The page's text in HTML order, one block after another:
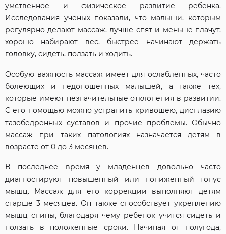
умственное и физическое развитие ребенка.
Исследования ученых показали, что малыши, которым
регулярно делают массаж, лучше спят и меньше плачут,
хорошо набирают вес, быстрее начинают держать
головку, сидеть, ползать и ходить.
Особую важность массаж имеет для ослабленных, часто
болеющих и недоношенных малышей, а также тех,
которые имеют незначительные отклонения в развитии.
С его помощью можно устранить кривошею, дисплазию
тазобедренных суставов и прочие проблемы. Обычно
массаж при таких патологиях назначается детям в
возрасте от 0 до 3 месяцев.
В последнее время у младенцев довольно часто
диагностируют повышенный или пониженный тонус
мышц. Массаж для его коррекции выполняют детям
старше 3 месяцев. Он также способствует укреплению
мышц спины, благодаря чему ребенок учится сидеть и
ползать в положенные сроки. Начиная от полугода,